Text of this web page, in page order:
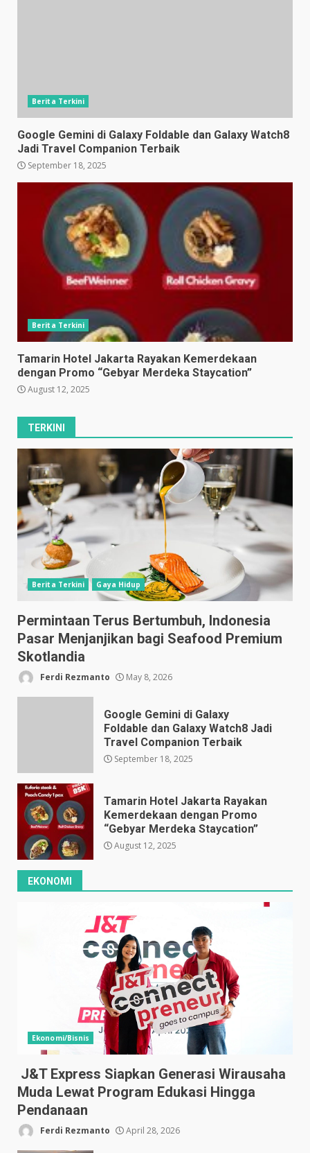
Berita Terkini
Google Gemini di Galaxy Foldable dan Galaxy Watch8
Jadi Travel Companion Terbaik
September 18, 2025
Berita Terkini
Tamarin Hotel Jakarta Rayakan Kemerdekaan
dengan Promo “Gebyar Merdeka Staycation”
August 12, 2025
TERKINI
Berita Terkini Gaya Hidup
Permintaan Terus Bertumbuh, Indonesia
Pasar Menjanjikan bagi Seafood Premium
Skotlandia
Ferdi Rezmanto May 8, 2026
Google Gemini di Galaxy
Foldable dan Galaxy Watch8 Jadi
Travel Companion Terbaik
September 18, 2025
Tamarin Hotel Jakarta Rayakan
Kemerdekaan dengan Promo
“Gebyar Merdeka Staycation”
August 12, 2025
EKONOMI
Ekonomi/Bisnis
J&T Express Siapkan Generasi Wirausaha
Muda Lewat Program Edukasi Hingga
Pendanaan
Ferdi Rezmanto April 28, 2026